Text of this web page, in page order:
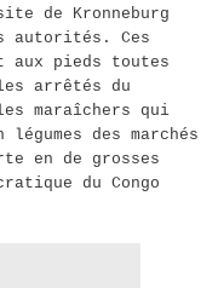
de Kronneburg
autorités. Ces
aux pieds toutes
arrêtés du
maraîchers qui
des marchés
en de grosses
du Congo